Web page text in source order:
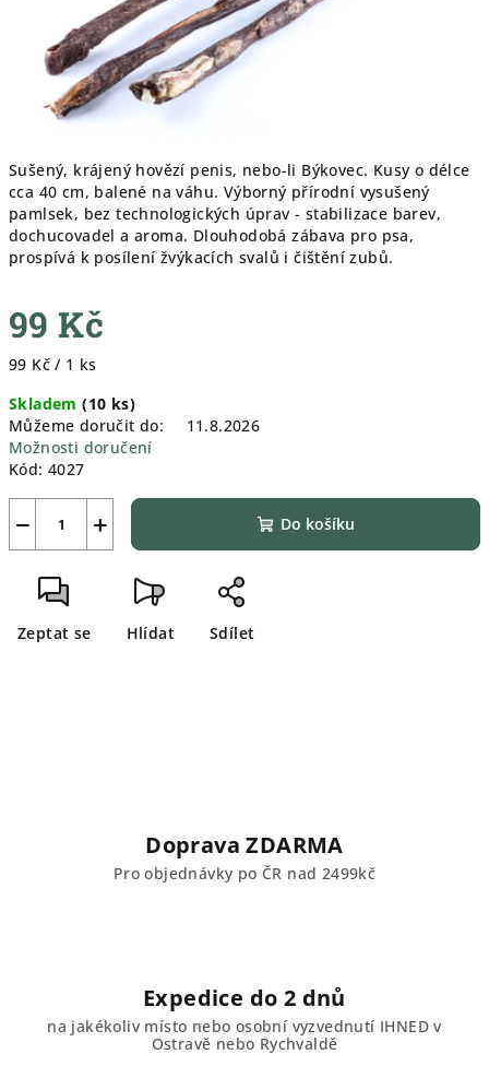
Sušený, krájený hovězí penis, nebo-li Býkovec. Kusy o délce
cca 40 cm, balené na váhu. Výborný přírodní vysušený
pamlsek, bez technologických úprav - stabilizace barev,
dochucovadel a aroma. Dlouhodobá zábava pro psa,
prospívá k posílení žvýkacích svalů i čištění zubů.
99 Kč
Měrná
99 Kč / 1 ks
Skladem(10 ks)
Můžeme doručit do:
11.8.2026
Možnosti doručení
Kód: 4027
+
− Do košíku
Zeptat se Hlídat Sdílet
Doprava ZDARMA
Pro objednávky po ČR nad 2499kč
Expedice do 2 dnů
na jakékoliv místo nebo osobní vyzvednutí IHNED v
Ostravě nebo Rychvaldě